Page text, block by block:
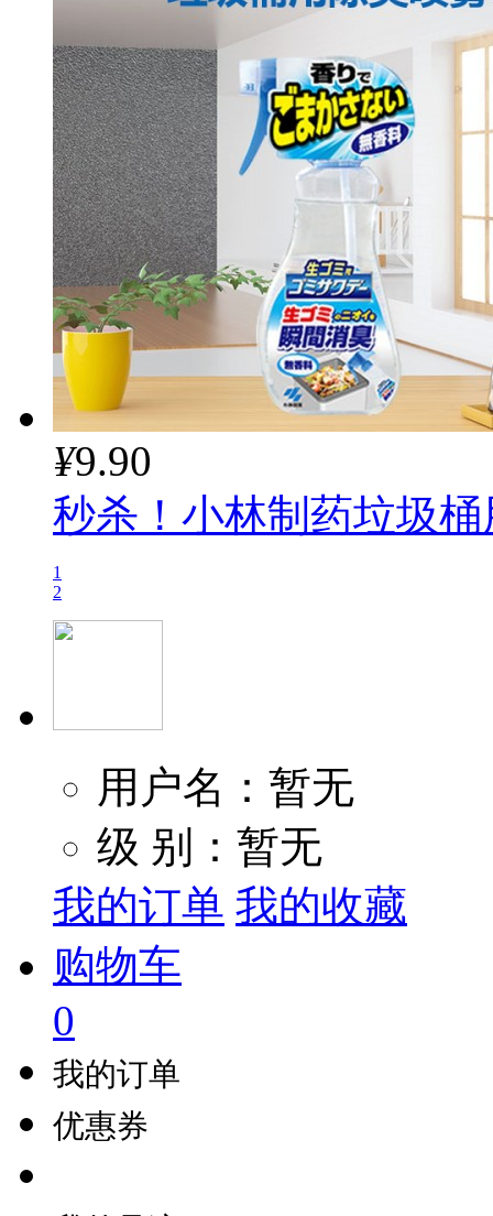
¥9.90
秒杀！小林制药垃圾
1
2
用户名：暂无
级 别：暂无
我的订单 我的收藏
购物车
0
我的订单
优惠券